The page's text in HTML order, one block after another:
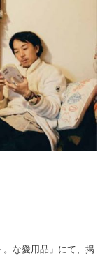
。な愛用品」にて、掲